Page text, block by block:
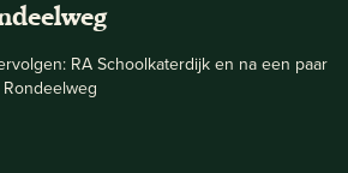
RA Schoolkaterdijk en na een paar